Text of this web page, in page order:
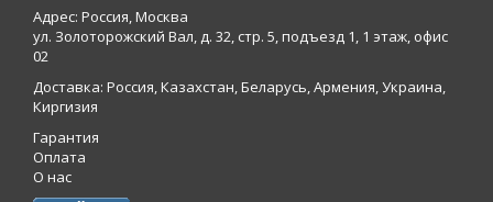
Адрес: Россия, Москва
ул. Золоторожский Вал, д. 32, стр. 5, подъезд 1, 1 этаж, офис
02
Доставка: Россия, Казахстан, Беларусь, Армения, Украина,
Киргизия
Гарантия
Оплата
О нас